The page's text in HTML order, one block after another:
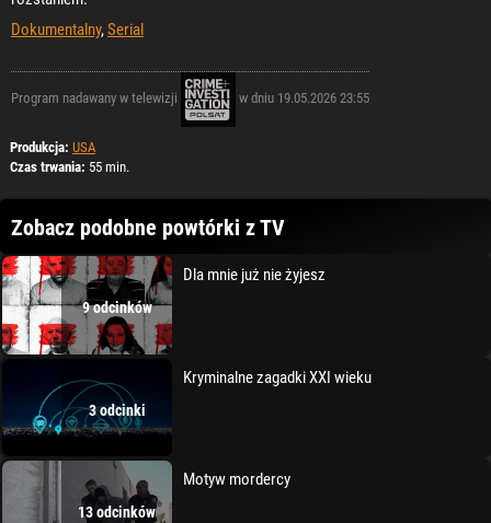
Dokumentalny,Serial
Program nadawany w telewizji w dniu 19.05.2026 23:55
Produkcja: USA
Czas trwania: 55 min.
Zobacz podobne powtórki z TV
9 odcinków
Dla mnie już nie żyjesz
3 odcinki
Kryminalne zagadki XXI wieku
13 odcinków
Motyw mordercy